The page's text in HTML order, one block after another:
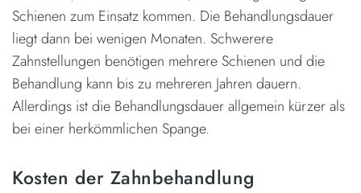
Schienen zum Einsatz kommen. Die Behandlungsdauer
liegt dann bei wenigen Monaten. Schwerere
Zahnstellungen benötigen mehrere Schienen und die
Behandlung kann bis zu mehreren Jahren dauern.
Allerdings ist die Behandlungsdauer allgemein kürzer als
bei einer herkömmlichen Spange.
Kosten der Zahnbehandlung